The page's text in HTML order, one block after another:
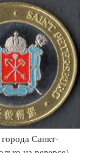
Санкт-